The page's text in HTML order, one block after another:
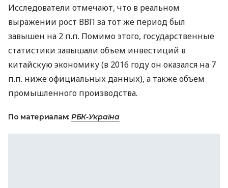
Исследователи отмечают, что в реальном
выражении рост ВВП за тот же период был
завышен на 2 п.п. Помимо этого, государственные
статистики завышали объем инвестиций в
китайскую экономику (в 2016 году он оказался на 7
п.п. ниже официальных данных), а также объем
промышленного производства.
По материалам: РБК-Україна